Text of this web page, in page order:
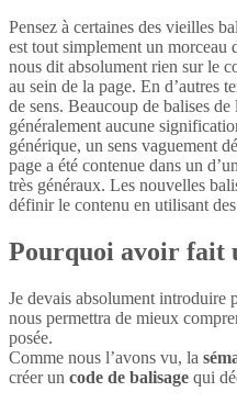
Pensez à certaines des vieilles
est tout simplement un morceau
nous dit absolument rien sur le
au sein de la page. En d’autres
de sens. Beaucoup de balises de
généralement aucune
générique, un sens vaguement
page a été contenue dans un
très généraux. Les nouvelles
définir le contenu en utilisant
Pourquoi avoir fait
Je devais absolument introduire
nous permettra de mieux
posée.
Comme nous l’avons vu, la
créer un code de balisage qui